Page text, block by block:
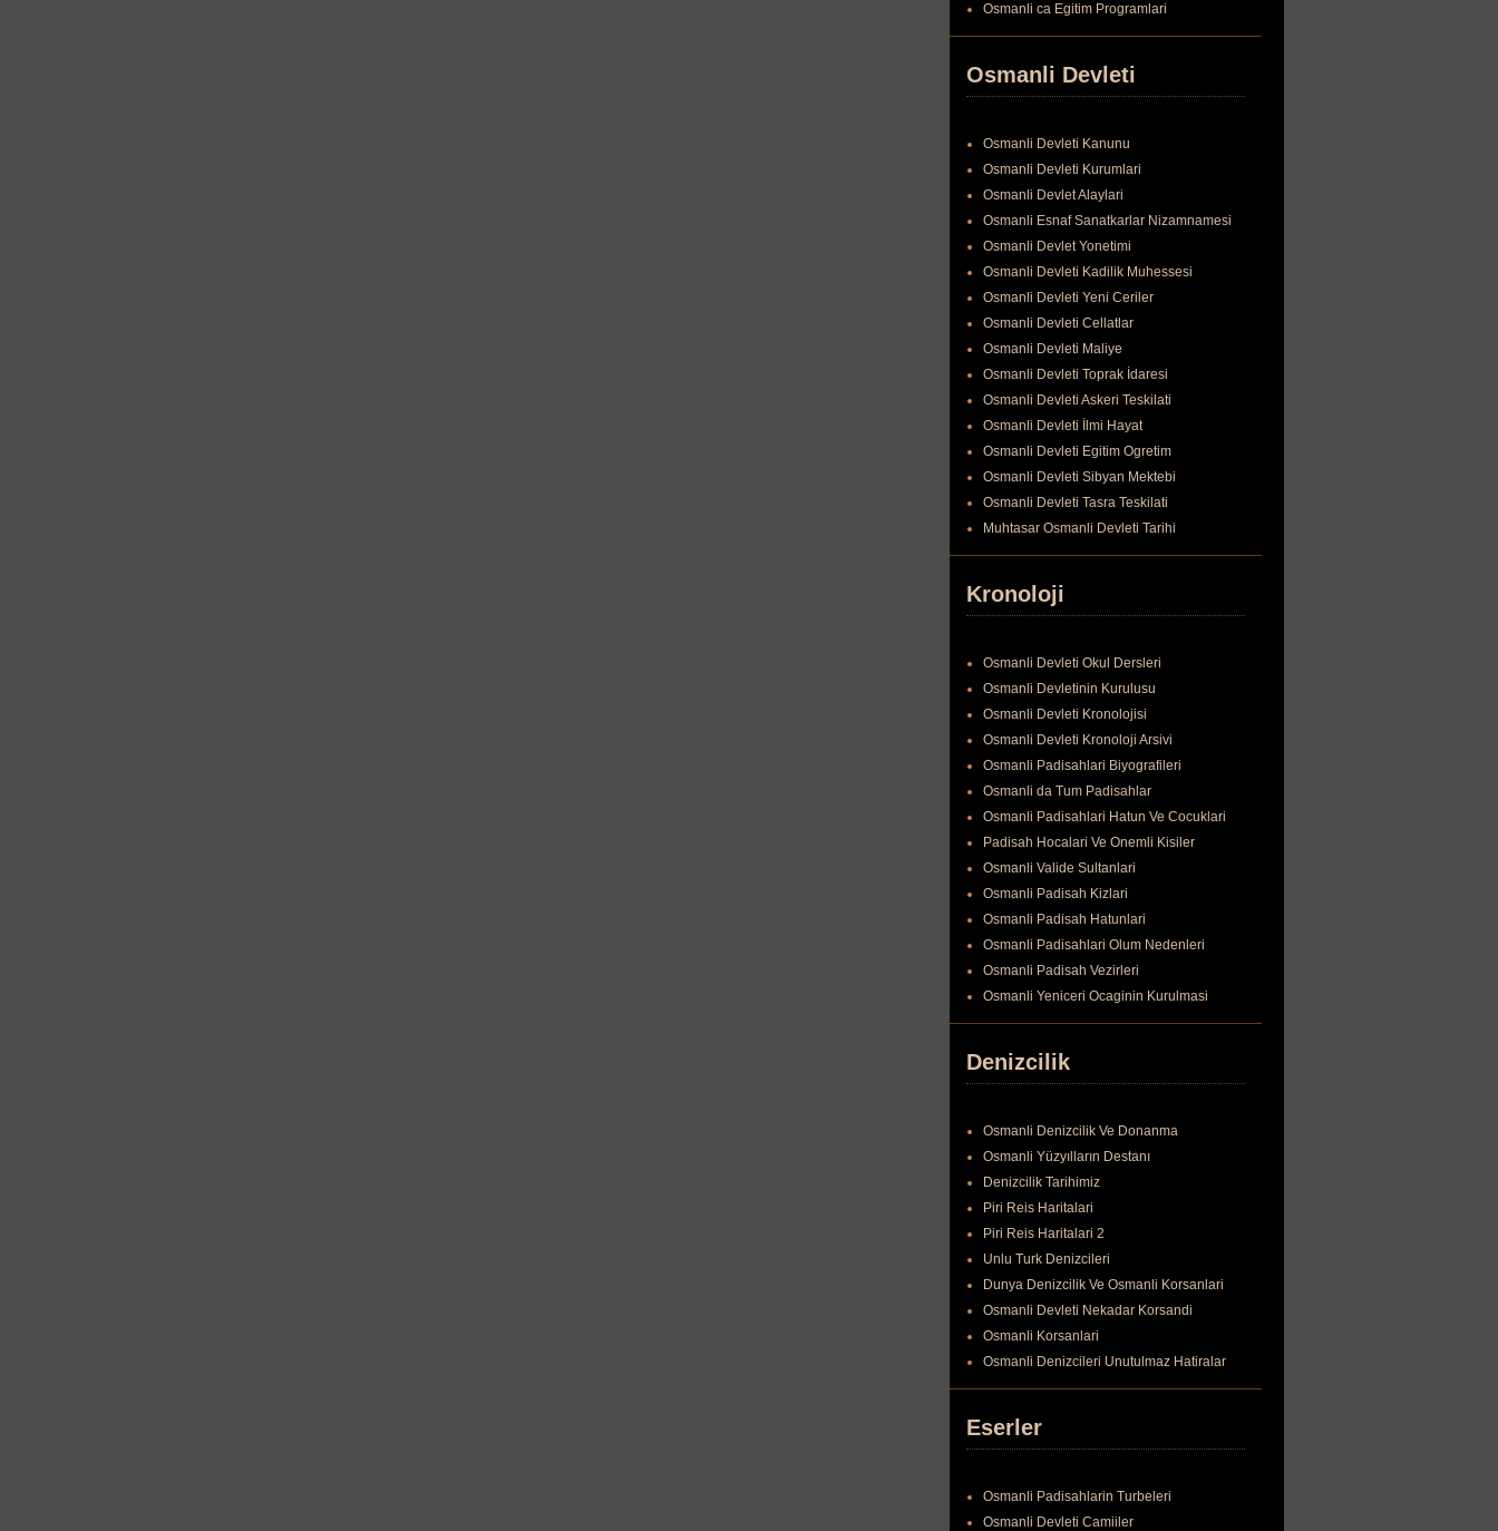
Osmanli ca Egitim Programlari
Osmanli Devleti
Osmanli Devleti Kanunu
Osmanli Devleti Kurumlari
Osmanli Devlet Alaylari
Osmanli Esnaf Sanatkarlar Nizamnamesi
Osmanli Devlet Yonetimi
Osmanli Devleti Kadilik Muhessesi
Osmanli Devleti Yeni Ceriler
Osmanli Devleti Cellatlar
Osmanli Devleti Maliye
Osmanli Devleti Toprak İdaresi
Osmanli Devleti Askeri Teskilati
Osmanli Devleti İlmi Hayat
Osmanli Devleti Egitim Ogretim
Osmanli Devleti Sibyan Mektebi
Osmanli Devleti Tasra Teskilati
Muhtasar Osmanli Devleti Tarihi
Kronoloji
Osmanli Devleti Okul Dersleri
Osmanli Devletinin Kurulusu
Osmanli Devleti Kronolojisi
Osmanli Devleti Kronoloji Arsivi
Osmanli Padisahlari Biyografileri
Osmanli da Tum Padisahlar
Osmanli Padisahlari Hatun Ve Cocuklari
Padisah Hocalari Ve Onemli Kisiler
Osmanli Valide Sultanlari
Osmanli Padisah Kizlari
Osmanli Padisah Hatunlari
Osmanli Padisahlari Olum Nedenleri
Osmanli Padisah Vezirleri
Osmanli Yeniceri Ocaginin Kurulmasi
Denizcilik
Osmanli Denizcilik Ve Donanma
Osmanli Yüzyılların Destanı
Denizcilik Tarihimiz
Piri Reis Haritalari
Piri Reis Haritalari 2
Unlu Turk Denizcileri
Dunya Denizcilik Ve Osmanli Korsanlari
Osmanli Devleti Nekadar Korsandi
Osmanli Korsanlari
Osmanli Denizcileri Unutulmaz Hatiralar
Eserler
Osmanli Padisahlarin Turbeleri
Osmanli Devleti Camiiler